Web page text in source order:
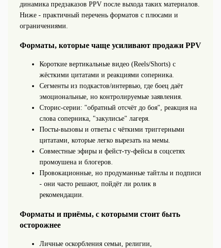
динамика предзаказов PPV после выхода таких материалов.
Ниже - практичный перечень форматов с плюсами и
ограничениями.
Форматы, которые чаще усиливают продажи PPV
Короткие вертикальные видео (Reels/Shorts) с
жёсткими цитатами и реакциями соперника.
Сегменты из подкастов/интервью, где боец даёт
эмоциональные, но контролируемые заявления.
Сторис‑серии: "обратный отсчёт до боя", реакция на
слова соперника, "закулисье" лагеря.
Посты‑вызовы и ответы с чёткими триггерными
цитатами, которые легко вырезать на мемы.
Совместные эфиры и фейст‑ту‑фейсы в соцсетях
промоушена и блогеров.
Провокационные, но продуманные тайтлы и подписи
- они часто решают, пойдёт ли ролик в
рекомендации.
Форматы и приёмы, с которыми стоит быть
осторожнее
Личные оскорбления семьи, религии,